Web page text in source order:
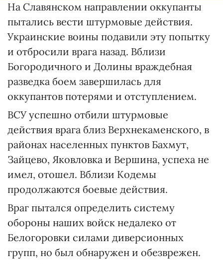
На Славянском направлении оккупанты
пытались вести штурмовые действия.
Украинские воины подавили эту попытку
и отбросили врага назад. Вблизи
Богородичного и Долины враждебная
разведка боем завершилась для
оккупантов потерями и отступлением.
ВСУ успешно отбили штурмовые
действия врага близ Верхнекаменского, в
районах населенных пунктов Бахмут,
Зайцево, Яковловка и Вершина, успеха не
имел, отошел. Вблизи Кодемы
продолжаются боевые действия.
Враг пытался определить систему
обороны наших войск недалеко от
Белогоровки силами диверсионных
групп, но был обнаружен и обезврежен.